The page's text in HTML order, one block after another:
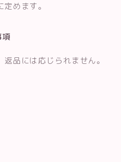
めます。
品には応じられません。